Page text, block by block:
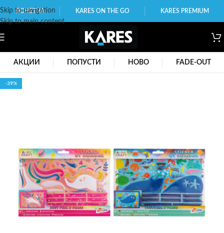
Skip to navigation
Skip to main content
ПОЧЕТНА KARES ON THE GO KARES PREMIUM
АКЦИИ ПОПУСТИ НОВО FADE-OUT
-39%